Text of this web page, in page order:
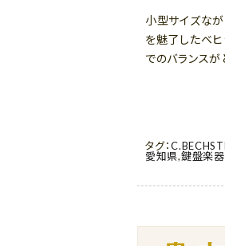
小型サイズなが
を魅了したベ
でのバランスが
タグ：
愛知県,鍵盤楽器